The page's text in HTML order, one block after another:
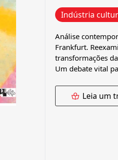
Indústria
Análise
Frankfurt.
transformações
Um debate vital
Leia um